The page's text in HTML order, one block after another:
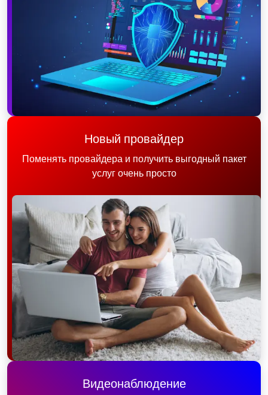
Новый провайдер
Поменять провайдера и получить выгодный пакет
услуг очень просто
Видеонаблюдение